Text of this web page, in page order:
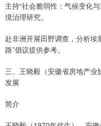
主持“社会脆弱性：气候变化
境治理研究。
赴非洲开展田野调查，分析埃
路”倡议提供参考。
三、王晓毅（安徽省房地产
发展
简介